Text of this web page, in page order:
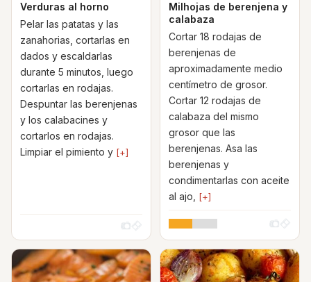
Verduras al horno
Pelar las patatas y las
zanahorias, cortarlas en
dados y escaldarlas
durante 5 minutos, luego
cortarlas en rodajas.
Despuntar las berenjenas
y los calabacines y
cortarlos en rodajas.
Limpiar el pimiento y [+]
Milhojas de berenjena y
calabaza
Cortar 18 rodajas de
berenjenas de
aproximadamente medio
centímetro de grosor.
Cortar 12 rodajas de
calabaza del mismo
grosor que las
berenjenas. Asa las
berenjenas y
condimentarlas con aceite
al ajo, [+]